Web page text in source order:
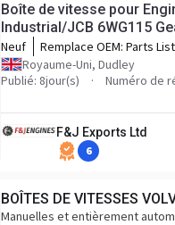
Boîte de vitesse pour
Industrial/JCB 6WG115
SPEC
Neuf Remplace OEM: Parts
4656006133 Customers
400/B3740 Serial No.
Royaume-Uni, Dudley
Publié: 8jour(s)
Numéro de
F&J Exports Ltd
6
BOÎTES DE VITESSES
Manuelles et entièrement